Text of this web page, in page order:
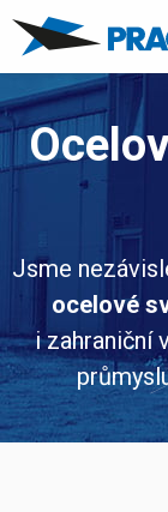
P
g
m
e
t
Jsme
ocelové
i zahraniční